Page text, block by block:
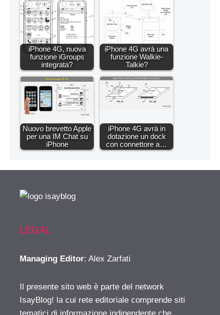
iPhone 4G, nuova
funzione iGroups
integrata?
iPhone 4G avrà una
funzione Walkie-
Talkie?
Nuovo brevetto Apple
per una IM Chat su
iPhone
iPhone 4G avrà in
dotazione un dock
con connettore a…
LEGAL
Managing Editor: Alex Zarfati
Il presente sito web è parte del network
IsayBlog! la cui rete editoriale comprende siti